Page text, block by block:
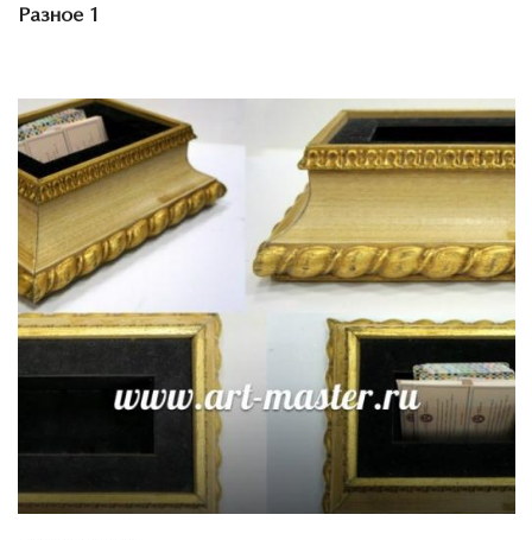
Разное 1
Смотреть проект